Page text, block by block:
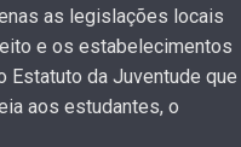
as legislações locais
e os estabelecimentos
Estatuto da Juventude que
aos estudantes, o